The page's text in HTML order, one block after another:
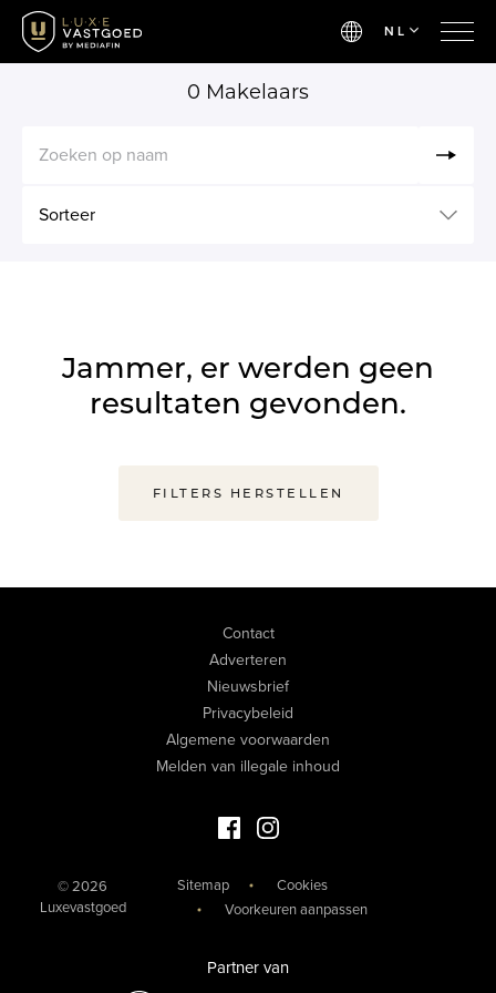
NL
0 Makelaars
Sorteer
Jammer, er werden geen
resultaten gevonden.
FILTERS HERSTELLEN
Contact
Adverteren
Nieuwsbrief
Privacybeleid
Algemene voorwaarden
Melden van illegale inhoud
Facebook Luxevastgoed
Instagram Luxevastgoed
© 2026
Luxevastgoed
Sitemap
Cookies
Voorkeuren aanpassen
Partner van